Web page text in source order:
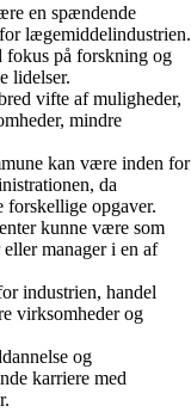
en spændende
lægemiddelindustrien.
fokus på forskning og
lidelser.
vifte af muligheder,
mindre
kan være inden for
da
forskellige opgaver.
kunne være som
manager i en af
industrien, handel
virksomheder og
og
karriere med